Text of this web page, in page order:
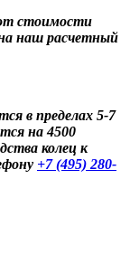
стоимости
наш расчетный
в пределах 5-7
на 4500
колец к
+7 (495) 280-